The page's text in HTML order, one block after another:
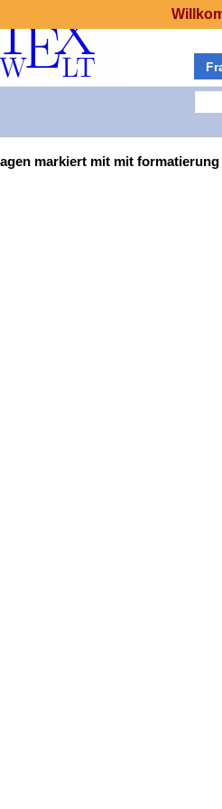
markiert mit mit formatierung